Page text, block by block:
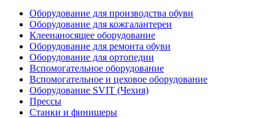
Оборудование для производства обуви
Оборудование для кожгалантереи
Клеенаносящее оборудование
Оборудование для ремонта обуви
Оборудование для ортопедии
Вспомогательное оборудование
Вспомогательное и цеховое оборудование
Оборудование SVIT (Чехия)
Прессы
Станки и финишеры